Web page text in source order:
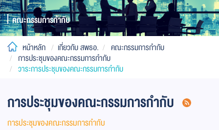
คณะกรรมการกำกับ
หน้าหลัก เกี่ยวกับ สพธอ.
คณะกรรมการกำกับ
การประชุมของคณะกรรมการกำกับ
วาระการประชุมของคณะกรรมการกำกับ
การประชุมของคณะกรรมการกำกับ
การประชุมของคณะกรรมการกำกับ